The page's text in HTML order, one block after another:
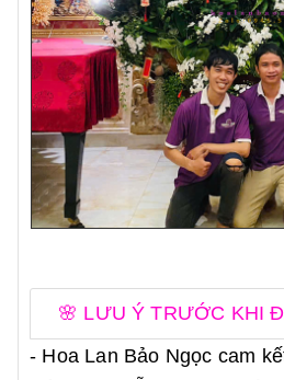
🌸 LƯU Ý TRƯỚC KHI
- Hoa Lan Bảo Ngọc cam